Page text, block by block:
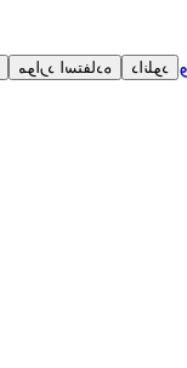
موارد استفاده دانلود